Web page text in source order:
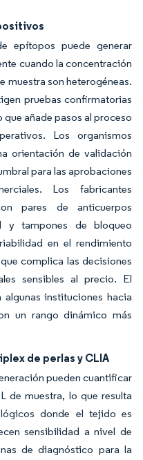
epítopos puede generar
cuando la concentración
muestra son heterogéneas.
pruebas confirmatorias
añade pasos al proceso
Los organismos
orientación de validación
para las aprobaciones
Los fabricantes
pares de anticuerpos
y tampones de bloqueo
en el rendimiento
complica las decisiones
sensibles al precio. El
instituciones hacia
un rango dinámico más
de perlas y CLIA
pueden cuantificar
de muestra, lo que resulta
donde el tejido es
sensibilidad a nivel de
de diagnóstico para la